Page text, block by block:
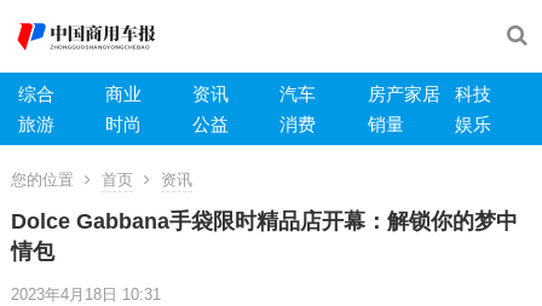
综合 商业 资讯 汽车 房产家居
科技
旅游
时尚 公益 消费 销量 娱乐
您的位置 首页 资讯
Dolce Gabbana手袋限时精品店开幕：解锁你的梦中
情包
2023年4月18日 10:31